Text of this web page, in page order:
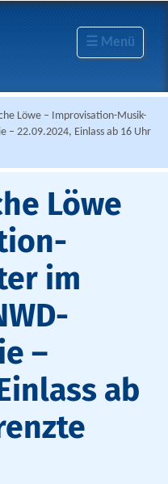
☰ Menü
Löwe – Improvisation-Musik-
– 22.09.2024, Einlass ab 16 Uhr
Löwe
im
–
ab